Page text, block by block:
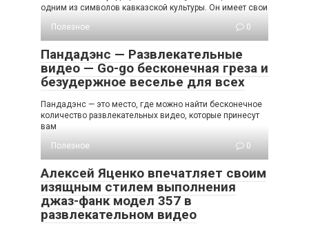
одним из символов кавказской культуры. Он имеет свои
Полезное
0
Пандадэнс — Развлекательные
видео — Go-go бесконечная греза и
безудержное веселье для всех
Пандадэнс — это место, где можно найти бесконечное
количество развлекательных видео, которые принесут
вам
Полезное
0
Алексей Яценко впечатляет своим
изящным стилем выполнения
джаз-фанк модел 357 в
развлекательном видео